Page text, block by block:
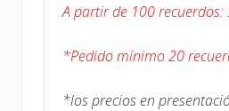
A partir de 100 recuerdos:
*Pedido mínimo 20
*los precios en